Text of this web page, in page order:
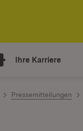
Ihre Karriere
Pressemitteilungen